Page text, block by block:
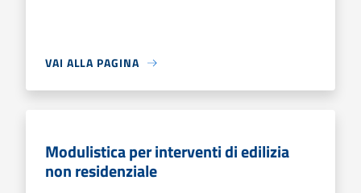
VAI ALLA PAGINA
Modulistica per interventi di edilizia
non residenziale